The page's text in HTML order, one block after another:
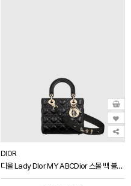
DIOR
디올 Lady DIor MY ABCDior 스몰 백 블랙 M0538